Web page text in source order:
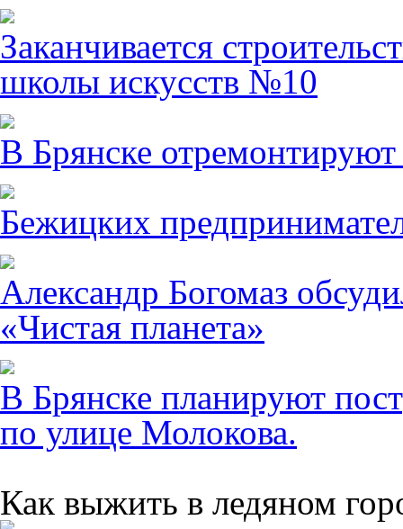
Заканчивается
школы искусств №10
В Брянске
Бежицких
Александр Богомаз
«Чистая планета»
В Брянске планируют
по улице Молокова.
Как выжить в ледяном